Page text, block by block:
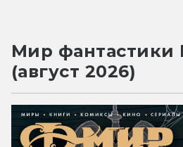
Мир фантастики
(август 2026)